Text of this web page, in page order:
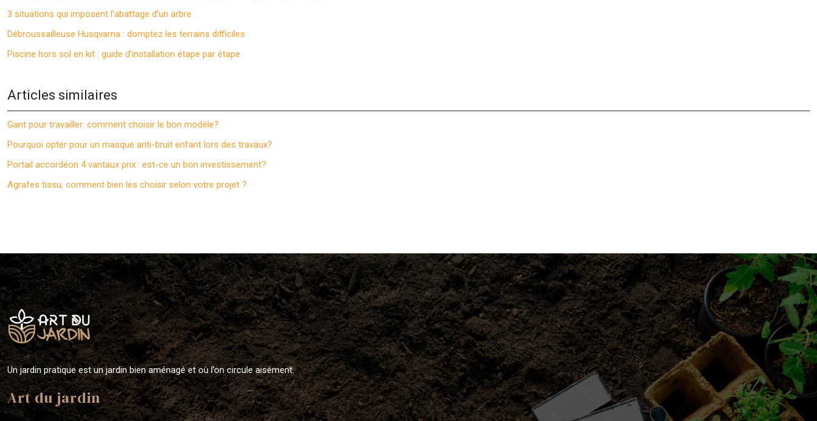
3 situations qui imposent l’abattage d’un arbre
Débroussailleuse Husqvarna : domptez les terrains difficiles
Piscine hors sol en kit : guide d’installation étape par étape
Articles similaires
Gant pour travailler: comment choisir le bon modèle?
Pourquoi opter pour un masque anti-bruit enfant lors des travaux?
Portail accordéon 4 vantaux prix : est-ce un bon investissement?
Agrafes tissu, comment bien les choisir selon votre projet ?
Un jardin pratique est un jardin bien aménagé et où l’on circule aisément.
Art du jardin